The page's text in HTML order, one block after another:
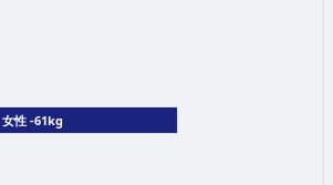
女性 -61kg